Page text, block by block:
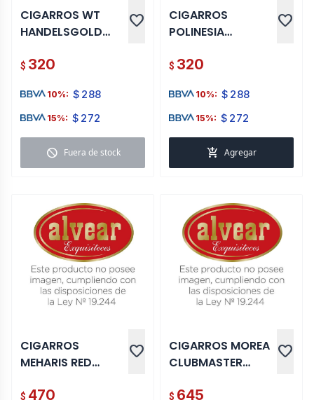
CIGARROS WT
HANDELSGOLD
favorite
$ 320
10%: $ 288
15%: $ 272
block Fuera de stock
CIGARROS
POLINESIA
VANILLA TIP 5 UNI
favorite
$ 320
10%: $ 288
15%: $ 272
add_shopping_cart Agregar
CIGARROS
MEHARIS RED
favorite
$ 470
CIGARROS MOREA
CLUBMASTER
CHOCOLATE X 20
favorite
$ 645